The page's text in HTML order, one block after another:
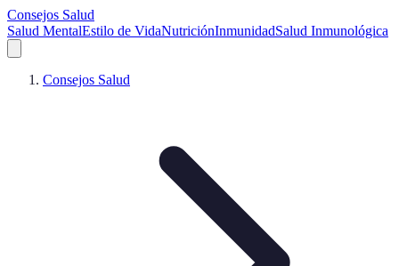
Consejos Salud
Salud MentalEstilo de VidaNutriciónInmunidadSalud Inmunológica
Consejos Salud